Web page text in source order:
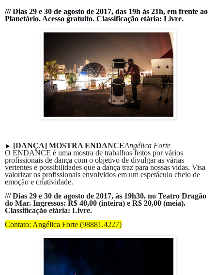
/// Dias 29 e 30 de agosto de 2017, das 19h às 21h, em frente ao
Planetário. Acesso gratuito. Classificação etária: Livre.
► [DANÇA] MOSTRA ENDANCEAngélica Forte
O ENDANCE é uma mostra de trabalhos feitos por vários
profissionais de dança com o objetivo de divulgar as várias
vertentes e possibilidades que a dança traz para nossas vidas. Visa
valorizar os profissionais envolvidos em um espetáculo cheio de
emoção e criatividade.
/// Dias 29 e 30 de agosto de 2017, às 19h30, no Teatro Dragão
do Mar. Ingressos: R$ 40,00 (inteira) e R$ 20,00 (meia).
Classificação etária: Livre.
Contato: Angélica Forte (98881.4227)